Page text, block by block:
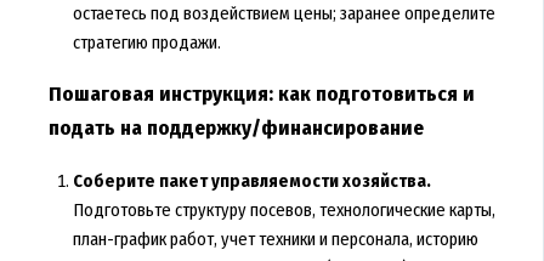
остаетесь под воздействием цены; заранее определите
стратегию продажи.
Пошаговая инструкция: как подготовиться и
подать на поддержку/финансирование
Соберите пакет управляемости хозяйства.
Подготовьте структуру посевов, технологические карты,
план-график работ, учет техники и персонала, историю